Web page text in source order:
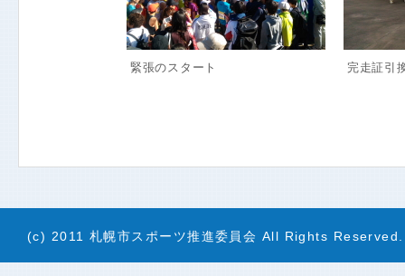
緊張のスタート 完走証引
(c) 2011 札幌市スポーツ推進委員会 All Rights Reserved.